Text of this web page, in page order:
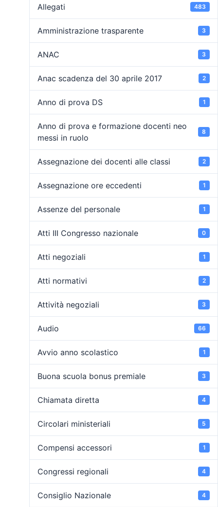
Allegati 483
Amministrazione trasparente 3
ANAC 3
Anac scadenza del 30 aprile 2017 2
Anno di prova DS 1
Anno di prova e formazione docenti neo
messi in ruolo
8
Assegnazione dei docenti alle classi 2
Assegnazione ore eccedenti 1
Assenze del personale 1
Atti III Congresso nazionale 0
Atti negoziali 1
Atti normativi 2
Attività negoziali 3
Audio 66
Avvio anno scolastico 1
Buona scuola bonus premiale 3
Chiamata diretta 4
Circolari ministeriali 5
Compensi accessori 1
Congressi regionali 4
Consiglio Nazionale 4